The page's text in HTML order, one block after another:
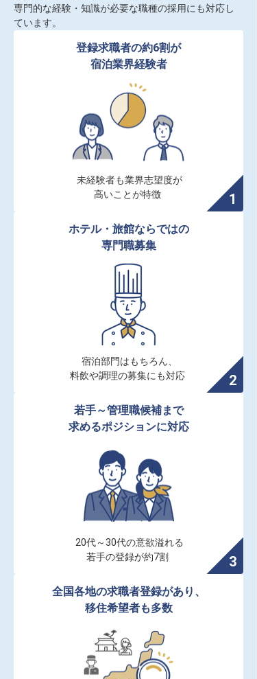
専門的な経験・知識が必要な職種の採用にも対応し
ています。
登録求職者の約6割が
宿泊業界経験者
未経験者も業界志望度が
高いことが特徴
ホテル・旅館ならではの
専門職募集
宿泊部門はもちろん、
料飲や調理の募集にも対応
若手～管理職候補まで
求めるポジションに対応
20代～30代の意欲溢れる
若手の登録が約7割
全国各地の求職者登録があり、
移住希望者も多数